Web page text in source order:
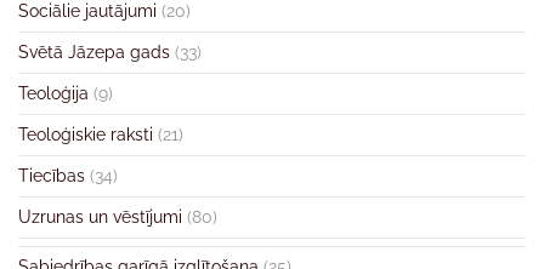
Sociālie jautājumi (20)
Svētā Jāzepa gads (33)
Teoloģija (9)
Teoloģiskie raksti (21)
Tiecības (34)
Uzrunas un vēstījumi (80)